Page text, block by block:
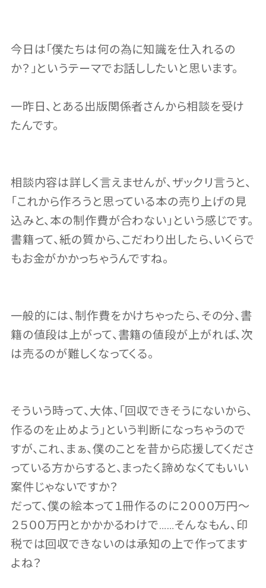
今日は「僕たちは何の為に知識を仕入れるの
か？」というテーマでお話ししたいと思います。
一昨日、とある出版関係者さんから相談を受け
たんです。
相談内容は詳しく言えませんが、ザックリ言うと、
「これから作ろうと思っている本の売り上げの見
込みと、本の制作費が合わない」という感じです。
書籍って、紙の質から、こだわり出したら、いくらで
もお金がかかっちゃうんですね。
一般的には、制作費をかけちゃったら、その分、書
籍の値段は上がって、書籍の値段が上がれば、次
は売るのが難しくなってくる。
そういう時って、大体、「回収できそうにないから、
作るのを止めよう」という判断になっちゃうので
すが、これ、まぁ、僕のことを昔から応援してくださ
っている方からすると、まったく諦めなくてもいい
案件じゃないですか？
だって、僕の絵本って１冊作るのに２０００万円〜
２５００万円とかかかるわけで……そんなもん、印
税では回収できないのは承知の上で作ってます
よね？